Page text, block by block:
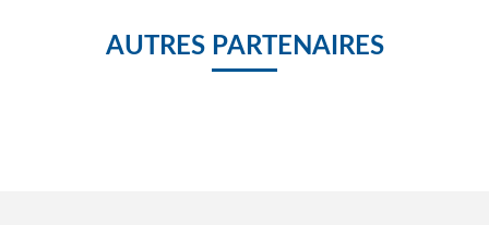
AUTRES PARTENAIRES